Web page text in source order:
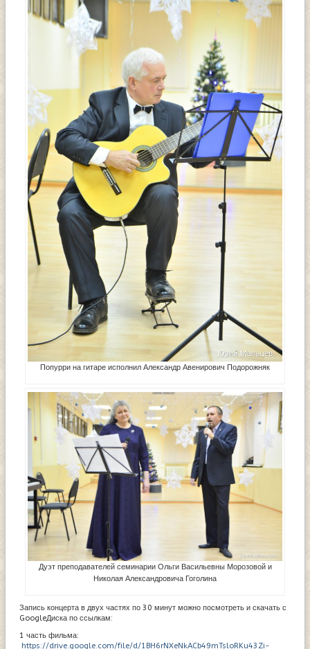
Попурри на гитаре исполнил Александр Авенирович Подорожняк
Дуэт преподавателей семинарии Ольги Васильевны Морозовой и
Николая Александровича Гоголина
Запись концерта в двух частях по 30 минут можно посмотреть и скачать с
GoogleДиска по ссылкам:
1 часть фильма:
https://drive.google.com/file/d/1BH6rNXeNkACb49mTsloRKu43Zi-